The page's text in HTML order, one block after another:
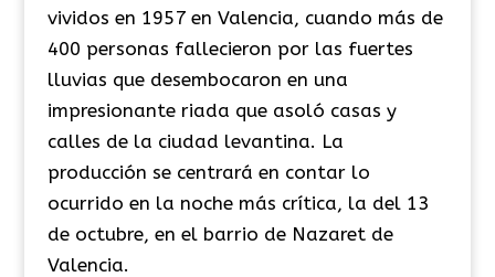
vividos en 1957 en Valencia, cuando más de
400 personas fallecieron por las fuertes
lluvias que desembocaron en una
impresionante riada que asoló casas y
calles de la ciudad levantina. La
producción se centrará en contar lo
ocurrido en la noche más crítica, la del 13
de octubre, en el barrio de Nazaret de
Valencia.